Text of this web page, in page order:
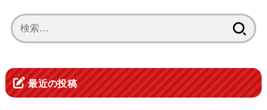
索:
最近の投稿